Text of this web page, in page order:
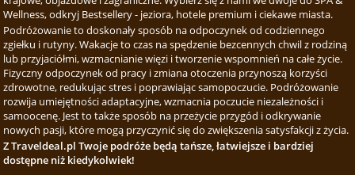
Wellness, odkryj Bestsellery - jeziora, hotele premium i ciekawe miasta.
Podróżowanie to doskonały sposób na odpoczynek od codziennego
zgiełku i rutyny. Wakacje to czas na spędzenie bezcennych chwil z rodziną
lub przyjaciółmi, wzmacnianie więzi i tworzenie wspomnień na całe życie.
Fizyczny odpoczynek od pracy i zmiana otoczenia przynoszą korzyści
zdrowotne, redukując stres i poprawiając samopoczucie. Podróżowanie
rozwija umiejętności adaptacyjne, wzmacnia poczucie niezależności i
samoocenę. Jest to także sposób na przeżycie przygód i odkrywanie
nowych pasji, które mogą przyczynić się do zwiększenia satysfakcji z życia.
Z Traveldeal.pl Twoje podróże będą tańsze, łatwiejsze i bardziej
dostępne niż kiedykolwiek!